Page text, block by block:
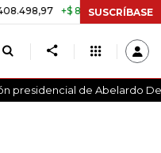
+$ 8.753,81 +2,19% TASA
SUSCRÍBASE
presidencial de Abelardo